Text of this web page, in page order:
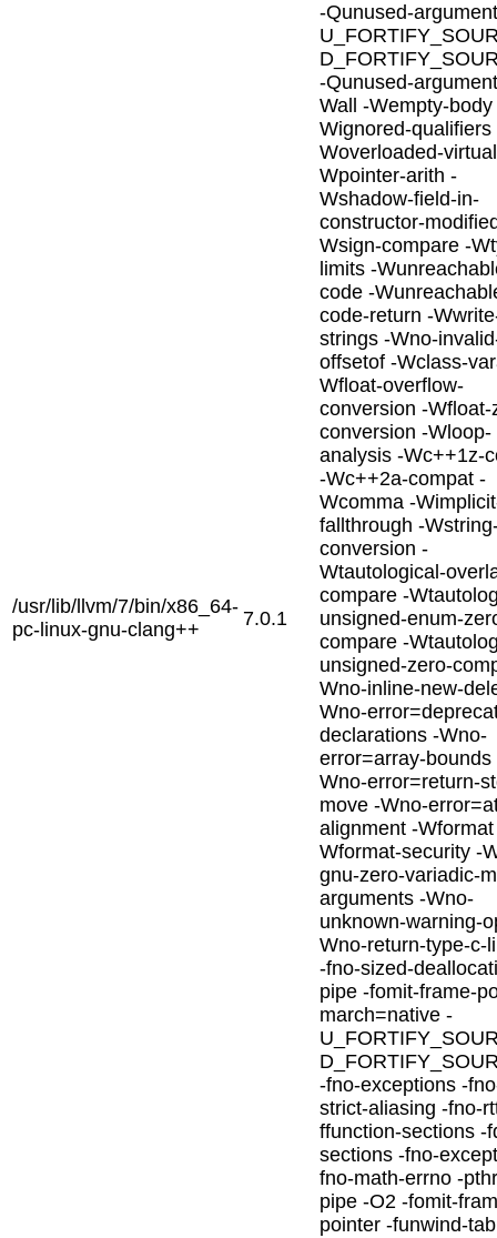
/usr/lib/llvm/7/bin/x86_64-
pc-linux-gnu-clang++
7.0.1
-Qunused-
-Qunused-
Wall -Wempty-body
Wignored-qualifiers
Woverloaded-
Wpointer-arith -
Wshadow-field-in-
constructor-
Wsign-compare -
limits -
code -
code-return -
strings -Wno-
offsetof -Wclass-
Wfloat-overflow-
conversion -Wfloat-
conversion -Wloop-
analysis -Wc++1z-
-Wc++2a-compat -
Wcomma -
fallthrough -
conversion -
Wtautological-
compare -
unsigned-enum-
compare -
unsigned-zero-
Wno-inline-new-
Wno-
declarations -Wno-
error=array-bounds
Wno-error=return-
move -Wno-
alignment -
Wformat-security -
gnu-zero-variadic-
arguments -Wno-
unknown-warning-
Wno-return-type-c-
-fno-sized-
pipe -fomit-frame-
march=native -
-fno-exceptions -
strict-aliasing -fno-
ffunction-sections -
sections -fno-
fno-math-errno -
pipe -O2 -fomit-
pointer -funwind-